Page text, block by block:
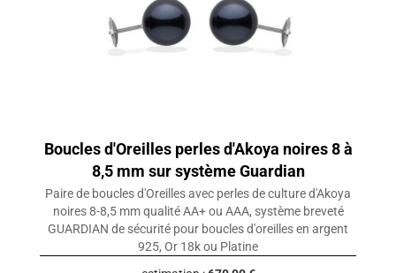
Boucles d'Oreilles perles d'Akoya noires 8 à
8,5 mm sur système Guardian
Paire de boucles d'Oreilles avec perles de culture d'Akoya
noires 8-8,5 mm qualité AA+ ou AAA, système breveté
GUARDIAN de sécurité pour boucles d'oreilles en argent
925, Or 18k ou Platine